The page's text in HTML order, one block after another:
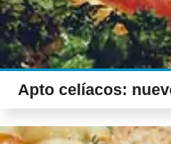
Apto celíacos: